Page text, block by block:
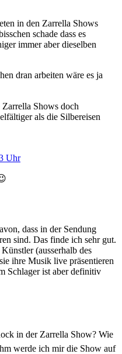
in den Zarrella Shows
schade dass es
immer aber dieselben
dran arbeiten wäre es ja
Shows doch
als die Silbereisen
Uhr
dass in der Sendung
sind. Das finde ich sehr gut.
(ausserhalb des
ihre Musik live präsentieren
Schlager ist aber definitiv
in der Zarrella Show? Wie
werde ich mir die Show auf